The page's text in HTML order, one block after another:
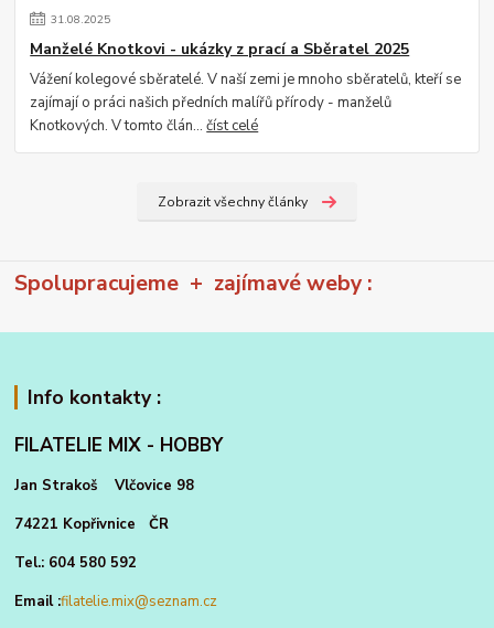
31.08.2025
Manželé Knotkovi - ukázky z prací a Sběratel 2025
Vážení kolegové sběratelé. V naší zemi je mnoho sběratelů, kteří se
zajímají o práci našich předních malířů přírody - manželů
Knotkových. V tomto člán...číst celé
Zobrazit všechny články
Spolupracujeme + zajímavé weby :
Info kontakty :
FILATELIE MIX - HOBBY
Jan Strakoš Vlčovice 98
74221 Kopřivnice ČR
Tel.: 604 580 592
Email :filatelie.mix@seznam.cz